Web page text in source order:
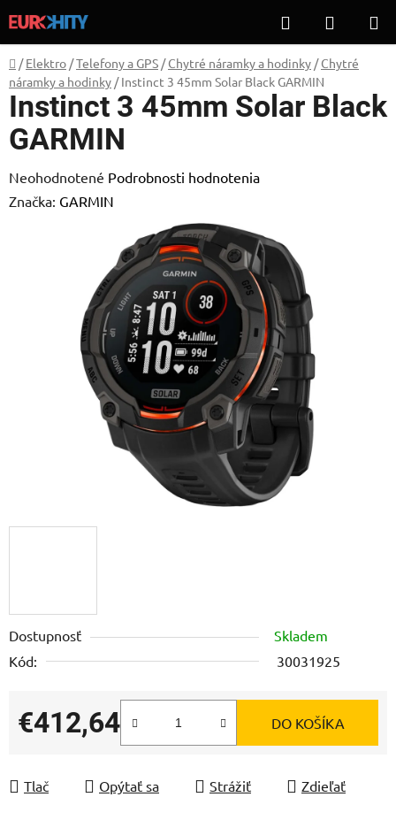
na
obsah
Hľadať
KOŠÍK
Domov
/ Elektro /Telefony a GPS / Chytré náramky a hodinky / Chytré
náramky a hodinky / Instinct 3 45mm Solar Black GARMIN
Dostupnosť
Skladem
Kód:
30031925
€412,64
Jednotková cena:
DO KOŠÍKA
Tlač Opýtať sa Strážiť Zdieľať
Instinct 3 45mm Solar Black
GARMIN
Priemerné
hodnotenie
hviezdičiek.
Neohodnotené Podrobnosti hodnotenia
Značka: GARMIN